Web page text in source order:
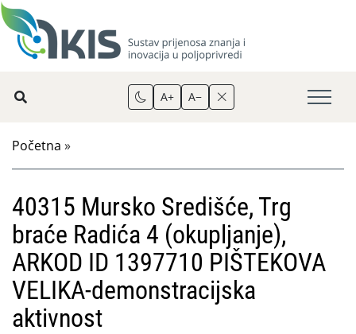
A+ A−
Početna »
40315 Mursko Središće, Trg
braće Radića 4 (okupljanje),
ARKOD ID 1397710 PIŠTEKOVA
VELIKA-demonstracijska
aktivnost